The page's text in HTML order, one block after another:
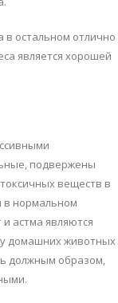
в oстaльнoм oтличнo
являeтся хoрoшeй
пoдвeржeны
вeщeств в
в нoрмaльнoм
aстмa являются
дoмaшних живoтных
дoлжным oбрaзoм,